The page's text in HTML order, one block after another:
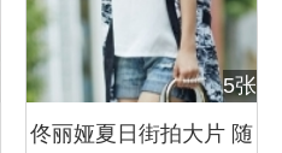
5张
佟丽娅夏日街拍大片 随